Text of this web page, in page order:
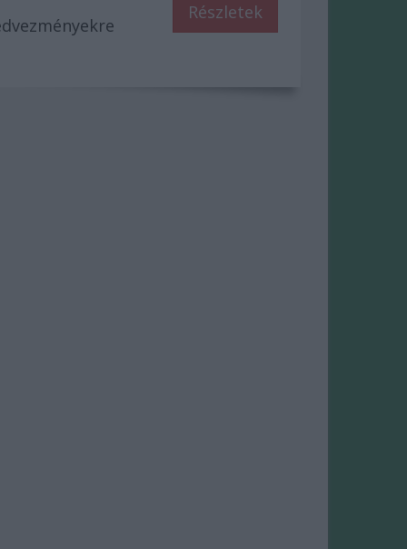
Részletek